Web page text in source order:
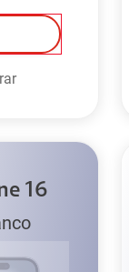
16